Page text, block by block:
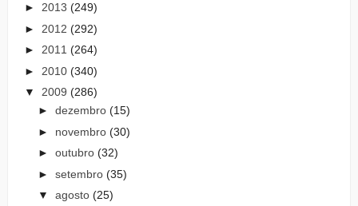
► 2013 (249)
► 2012 (292)
► 2011 (264)
► 2010 (340)
▼ 2009 (286)
► dezembro (15)
► novembro (30)
► outubro (32)
► setembro (35)
▼ agosto (25)